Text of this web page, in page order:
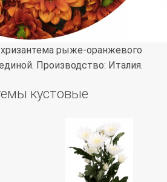
рыже-оранжевого
Производство: Италия.
кустовые